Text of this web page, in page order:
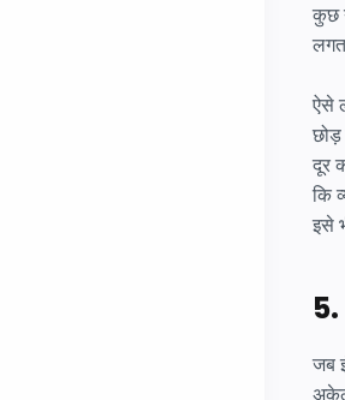
कुछ
ऐसे
छोड़
दूर
कि
इसे
जब